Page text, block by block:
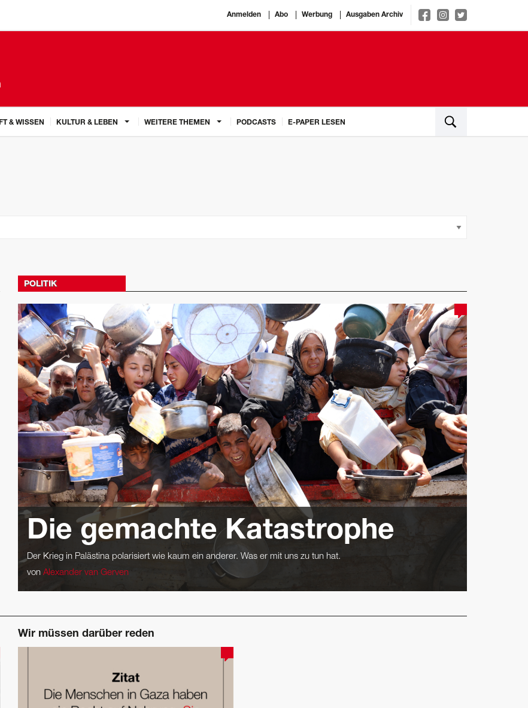
Anmelden Abo Werbung Ausgaben Archiv
& WISSEN KULTUR & LEBEN WEITERE THEMEN PODCASTS E-PAPER LESEN
POLITIK
Die gemachte Katastrophe
Der Krieg in Palästina polarisiert wie kaum ein anderer. Was er mit uns zu tun hat.
von Alexander van Gerven
Wir müssen darüber reden